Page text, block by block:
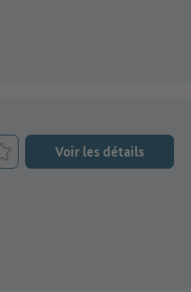
Retenir le job
Voir les détails